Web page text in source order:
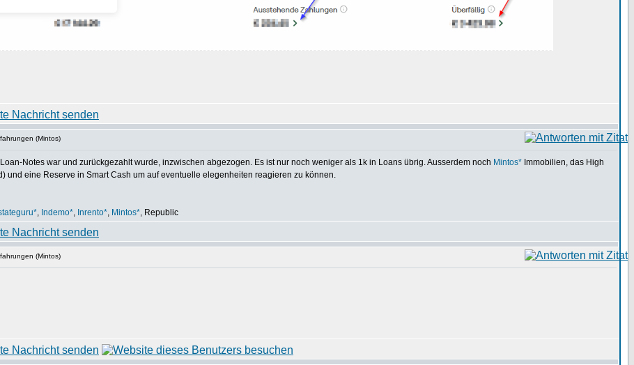
(Mintos)
Notes war und zurückgezahlt wurde, inzwischen abgezogen. Es ist nur noch weniger als 1k in Loans übrig. Ausserdem noch Mintos* Immobilien, das High
und eine Reserve in Smart Cash um auf eventuelle elegenheiten reagieren zu können.
, Indemo*, Inrento*, Mintos*, Republic
(Mintos)